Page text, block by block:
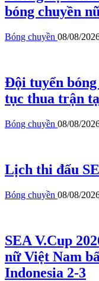
bóng chuyền
Bóng chuyền 08/08/
Đội tuyển
tục thua trận
Bóng chuyền 08/08/
Lịch thi đấu
Bóng chuyền 08/08/
SEA V.Cup
nữ Việt Nam
Indonesia 2-3